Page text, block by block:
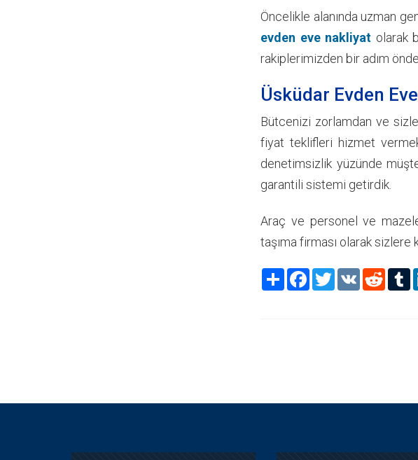
Öncelikle alanında uzman
evden eve nakliyat olarak
rakiplerimizden bir adım
Üsküdar Evden
Bütcenizi zorlamdan ve
fiyat teklifleri hizmet
denetimsizlik yüzünde
garantili sistemi getirdik.
Araç ve personel ve
taşıma firması olarak sizlere
Share FacebookTwitterVK Reddit